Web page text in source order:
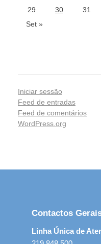
29 30
31
Set »
Iniciar sessão
Feed de entradas
Feed de comentários
WordPress.org
Contactos
Linha Única de